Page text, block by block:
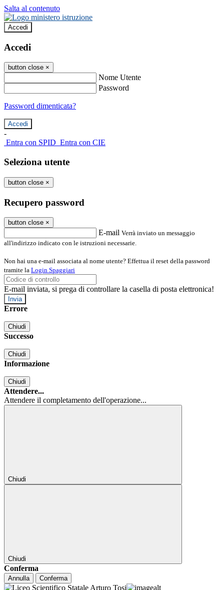
Salta al contenuto
Accedi
Accedi
button close ×
Nome Utente
Password
Password dimenticata?
-
Entra con SPID Entra con CIE
Seleziona utente
button close ×
Recupero password
button close ×
E-mail Verrà inviato un messaggio
all'indirizzo indicato con le istruzioni necessarie.
Non hai una e-mail associata al nome utente? Effettua il reset della password
tramite la Login Spaggiari
E-mail inviata, si prega di controllare la casella di posta elettronica!
Errore
Chiudi
Successo
Chiudi
Informazione
Chiudi
Attendere...
Attendere il completamento dell'operazione...
Chiudi
Chiudi
Conferma
Annulla Conferma